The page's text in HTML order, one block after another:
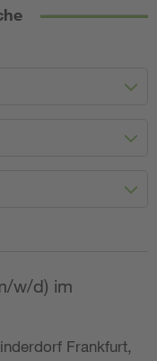
w/d) im
Frankfurt,